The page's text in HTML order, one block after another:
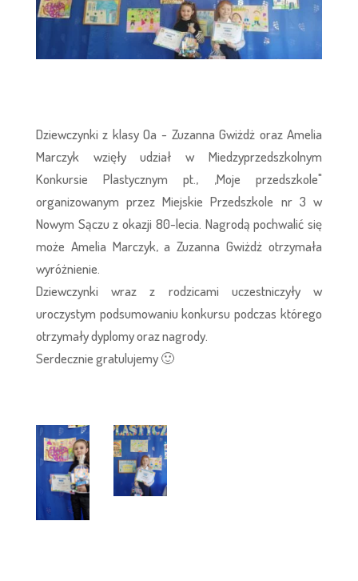
Dziewczynki z klasy Oa - Zuzanna Gwiżdż oraz Amelia
Marczyk wzięły udział w Miedzyprzedszkolnym
Konkursie Plastycznym pt., ,Moje przedszkole"
organizowanym przez Miejskie Przedszkole nr 3 w
Nowym Sączu z okazji 80-lecia. Nagrodą pochwalić się
może Amelia Marczyk, a Zuzanna Gwiżdż otrzymała
wyróżnienie.
Dziewczynki wraz z rodzicami uczestniczyły w
uroczystym podsumowaniu konkursu podczas którego
otrzymały dyplomy oraz nagrody.
Serdecznie gratulujemy 🙂